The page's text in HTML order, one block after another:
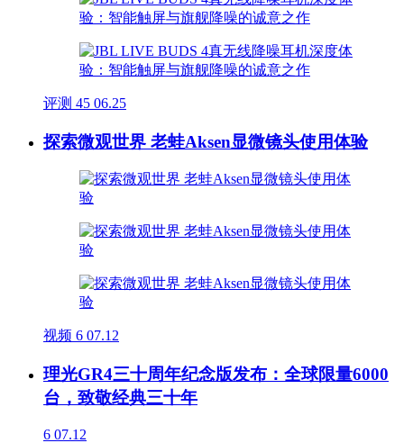
评测 45 06.25
探索微观世界 老蛙Aksen显微镜头使用体验
视频 6 07.12
理光GR4三十周年纪念版发布：全球限量6000
台，致敬经典三十年
6 07.12